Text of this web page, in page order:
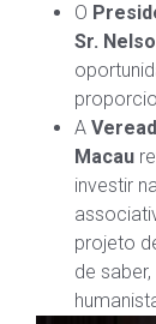
O
Sr.
A
Macau
investir
projeto
de